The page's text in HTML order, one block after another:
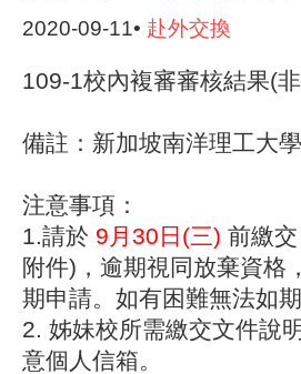
2020-09-11• 赴外交換
109-1校內複審審核結果(
備註：新加坡南洋理工大
注意事項：
1.請於 9月30日(三) 前繳
附件)，逾期視同放棄資格
期申請。如有困難無法如
2. 姊妹校所需繳交文件說
意個人信箱。